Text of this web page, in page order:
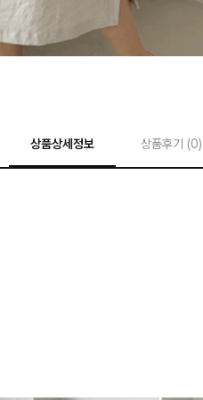
상품상세정보 상품후기 (0)